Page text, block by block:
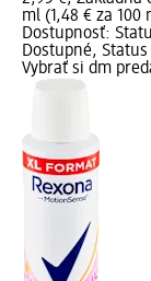
ml (1,48 € za 100
Dostupnosť:
Dostupné, Status
Vybrať si dm